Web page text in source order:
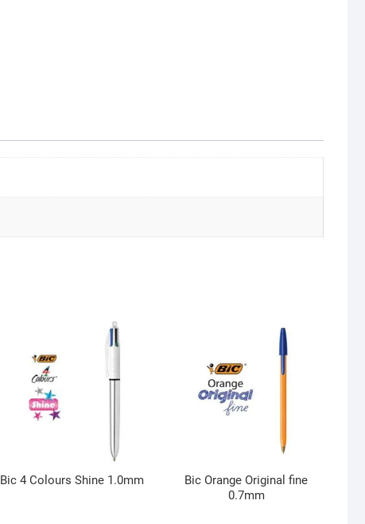
Bic 4 Colours Shine 1.0mm
Bic Orange Original fine
0.7mm